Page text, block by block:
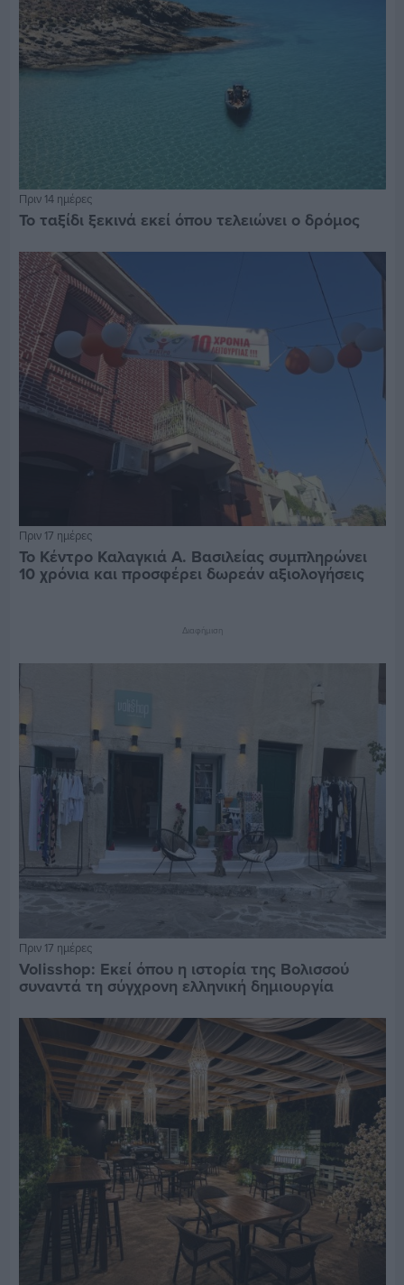
Πριν 14 ημέρες
Το ταξίδι ξεκινά εκεί όπου τελειώνει ο δρόμος
Πριν 17 ημέρες
Το Κέντρο Καλαγκιά Α. Βασιλείας συμπληρώνει
10 χρόνια και προσφέρει δωρεάν αξιολογήσεις
Διαφήμιση
Πριν 17 ημέρες
Volisshop: Εκεί όπου η ιστορία της Βολισσού
συναντά τη σύγχρονη ελληνική δημιουργία